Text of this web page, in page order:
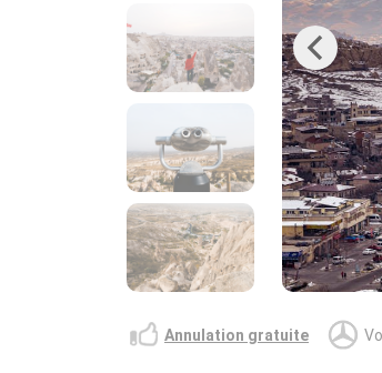
Previous
Annulation gratuite